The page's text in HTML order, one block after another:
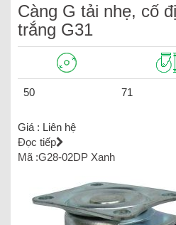
Càng G tải nhẹ, cố
trắng G31
50 71
Giá : Liên hệ
Đọc tiếp
Mã :G28-02DP Xanh